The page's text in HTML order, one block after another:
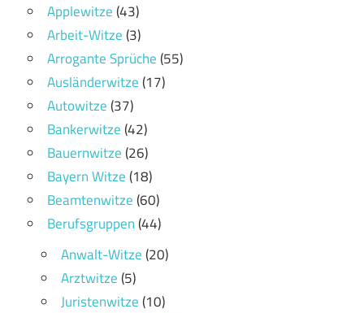
Applewitze(43)
Arbeit-Witze(3)
Arrogante Sprüche(55)
Ausländerwitze(17)
Autowitze(37)
Bankerwitze(42)
Bauernwitze(26)
Bayern Witze(18)
Beamtenwitze(60)
Berufsgruppen(44)
Anwalt-Witze(20)
Arztwitze(5)
Juristenwitze(10)